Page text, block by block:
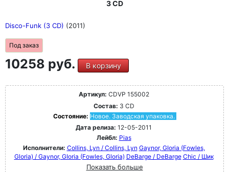
3 CD
Disco-Funk (3 CD) (2011)
Под заказ
10258 руб. В корзину
Артикул: CDVP 155002
Состав: 3 CD
Состояние: Новое. Заводская упаковка.
Дата релиза: 12-05-2011
Лейбл: Pias
Исполнители: Collins, Lyn / Collins, Lyn Gaynor, GIoria (Fowles,
Gloria) / Gaynor, GIoria (Fowles, Gloria) DeBarge / DeBarge Chic / Шик
Показать больше